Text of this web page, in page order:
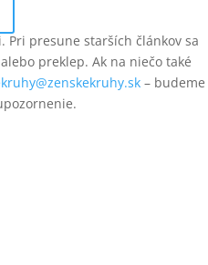
Pri presune starších článkov sa
preklep. Ak na niečo také
– budeme